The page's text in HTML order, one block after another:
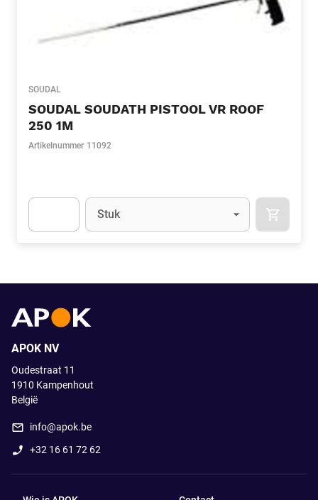
SOUDAL
SOUDAL SOUDATH PISTOOL VR ROOF
250 1M
Artikelnummer 11092
Eenheid
Stuk
APOK NV
Oudestraat 11
1910 Kampenhout
België
info@apok.be
+32 16 61 72 62